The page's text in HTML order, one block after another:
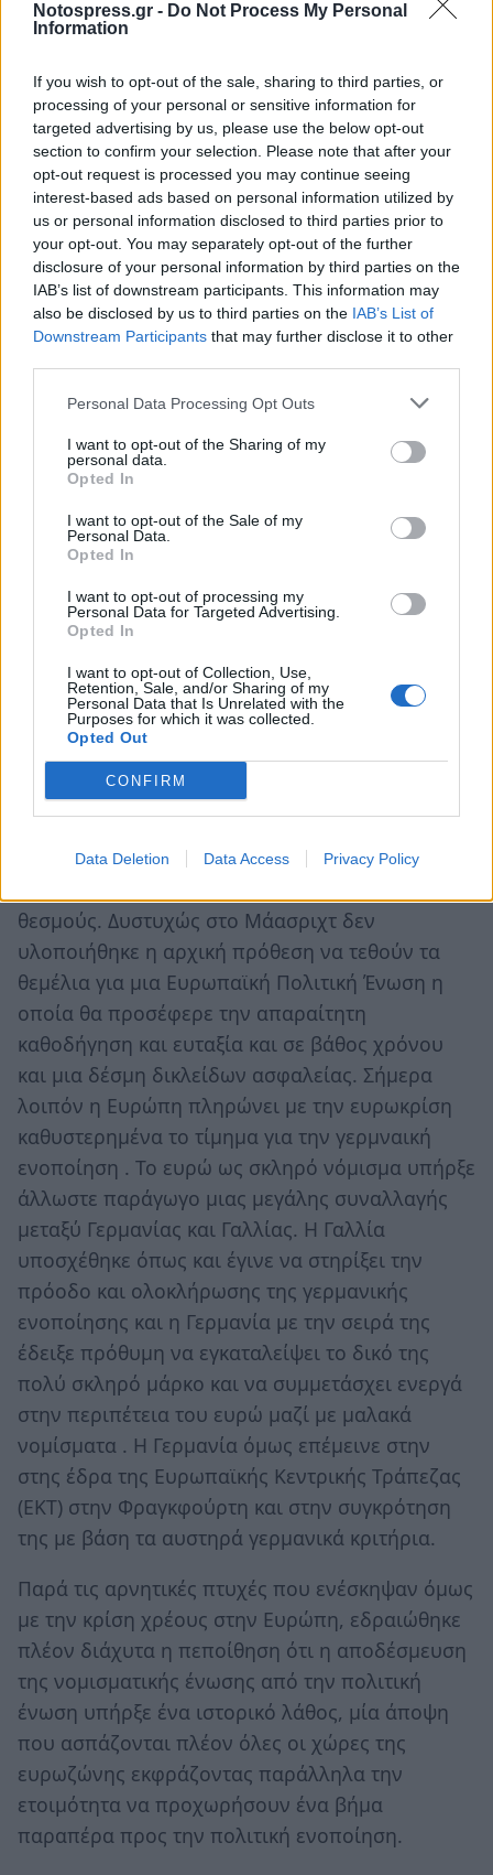
Notospress.gr - Do Not Process My Personal
Information
If you wish to opt-out of the sale, sharing to third parties, or
processing of your personal or sensitive information for
targeted advertising by us, please use the below opt-out
section to confirm your selection. Please note that after your
opt-out request is processed you may continue seeing
interest-based ads based on personal information utilized by
us or personal information disclosed to third parties prior to
your opt-out. You may separately opt-out of the further
disclosure of your personal information by third parties on the
IAB’s list of downstream participants. This information may
also be disclosed by us to third parties on the IAB’s List of
Downstream Participants that may further disclose it to other
Personal Data Processing Opt Outs
I want to opt-out of the Sharing of my
personal data.
Opted In
I want to opt-out of the Sale of my
Personal Data.
Opted In
I want to opt-out of processing my
Personal Data for Targeted Advertising.
Opted In
I want to opt-out of Collection, Use,
Retention, Sale, and/or Sharing of my
Personal Data that Is Unrelated with the
Purposes for which it was collected.
Opted Out
CONFIRM
Data Deletion Data Access Privacy Policy
πολιτικής φαίνεται άλλωστε από την δημόσια
των κρατών. Αντί να γίνουν βήματα προς μία
ευρωπαϊκή ομοσπονδία κρατών δημιουργήθηκε
ένα πολύπλοκο σύστημα αμοιβαίων ελέγχων ,
κανόνων και κυρώσεων με βάση το οποίο τα
κράτη προβαίνουν συνεχείς σε αμοιβαίες
επικρίσεις και καταδίκες . Το δυσλειτουργικό
ευρωπαϊκό πολιτικό οικοδόμημα δημιουργεί
συνεχείς διχασμούς και δεν διευκολύνει πλέον
τις συναινέσεις ελλείψει των απαραίτητων
Η ευρωπαϊκή ενοποίηση διαθέτει επομένως
αποσπασματικό χαρακτήρα υπό την έννοια της
ύπαρξης ενός μεγάλου πολιτικού κενού της
ευρωπαϊκού κράτους πρόνοιας που θα
μπορούσε να μεσολαβήσει ρυθμιστικά και
εξομαλυντικά στα επιμέρους κράτη μέλη με
μέσα από μια ενιαία ομοσπονδιακή πολιτική
κοινωνικοοικονομικό τομέα.
Ενώ λοιπόν η νομισματική ένωση από την
αφετηρία της διέθετε τον χαρακτήρα ενός
πολιτικού εγχειρήματος σήμερα έλαβε τον
υπεροικοδομήματος στο οποίο τα πάντα
θεσμούς. Δυστυχώς στο Μάασριχτ δεν
υλοποιήθηκε η αρχική πρόθεση να τεθούν τα
θεμέλια για μια Ευρωπαϊκή Πολιτική Ένωση η
οποία θα προσέφερε την απαραίτητη
καθοδήγηση και ευταξία και σε βάθος χρόνου
και μια δέσμη δικλείδων ασφαλείας. Σήμερα
λοιπόν η Ευρώπη πληρώνει με την ευρωκρίση
καθυστερημένα το τίμημα για την γερμναική
ενοποίηση . Το ευρώ ως σκληρό νόμισμα υπήρξε
άλλωστε παράγωγο μιας μεγάλης συναλλαγής
μεταξύ Γερμανίας και Γαλλίας. Η Γαλλία
υποσχέθηκε όπως και έγινε να στηρίξει την
πρόοδο και ολοκλήρωσης της γερμανικής
ενοποίησης και η Γερμανία με την σειρά της
έδειξε πρόθυμη να εγκαταλείψει το δικό της
πολύ σκληρό μάρκο και να συμμετάσχει ενεργά
στην περιπέτεια του ευρώ μαζί με μαλακά
νομίσματα . Η Γερμανία όμως επέμεινε στην
στης έδρα της Ευρωπαϊκής Κεντρικής Τράπεζας
(ΕΚΤ) στην Φραγκφούρτη και στην συγκρότηση
της με βάση τα αυστηρά γερμανικά κριτήρια.
Παρά τις αρνητικές πτυχές που ενέσκηψαν όμως
με την κρίση χρέους στην Ευρώπη, εδραιώθηκε
πλέον διάχυτα η πεποίθηση ότι η αποδέσμευση
της νομισματικής ένωσης από την πολιτική
ένωση υπήρξε ένα ιστορικό λάθος, μία άποψη
που ασπάζονται πλέον όλες οι χώρες της
ευρωζώνης εκφράζοντας παράλληλα την
ετοιμότητα να προχωρήσουν ένα βήμα
παραπέρα προς την πολιτική ενοποίηση.